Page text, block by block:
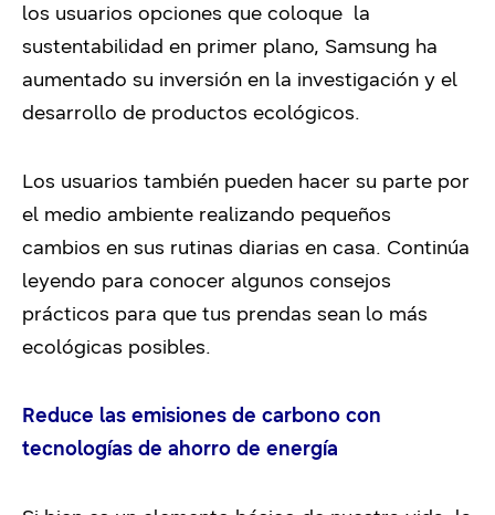
los usuarios opciones que coloque la
sustentabilidad en primer plano, Samsung ha
aumentado su inversión en la investigación y el
desarrollo de productos ecológicos.
Los usuarios también pueden hacer su parte por
el medio ambiente realizando pequeños
cambios en sus rutinas diarias en casa. Continúa
leyendo para conocer algunos consejos
prácticos para que tus prendas sean lo más
ecológicas posibles.
Reduce las emisiones de carbono con
tecnologías de ahorro de energía